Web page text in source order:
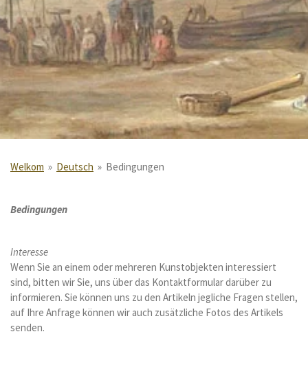
Welkom » Deutsch » Bedingungen
Bedingungen
Interesse
Wenn Sie an einem oder mehreren Kunstobjekten interessiert
sind, bitten wir Sie, uns über das Kontaktformular darüber zu
informieren. Sie können uns zu den Artikeln jegliche Fragen stellen,
auf Ihre Anfrage können wir auch zusätzliche Fotos des Artikels
senden.